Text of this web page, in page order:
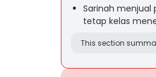
Sarinah menjual
tetap kelas
This section